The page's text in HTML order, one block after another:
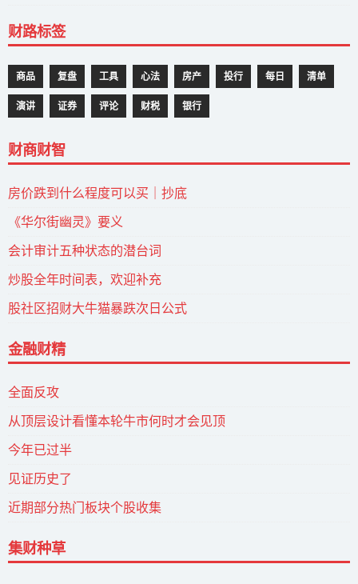
财路标签
商品 复盘 工具 心法 房产 投行 每日 清单
演讲 证券 评论 财税 银行
财商财智
房价跌到什么程度可以买｜抄底
《华尔街幽灵》要义
会计审计五种状态的潜台词
炒股全年时间表，欢迎补充
股社区招财大牛猫暴跌次日公式
金融财精
全面反攻
从顶层设计看懂本轮牛市何时才会见顶
今年已过半
见证历史了
近期部分热门板块个股收集
集财种草